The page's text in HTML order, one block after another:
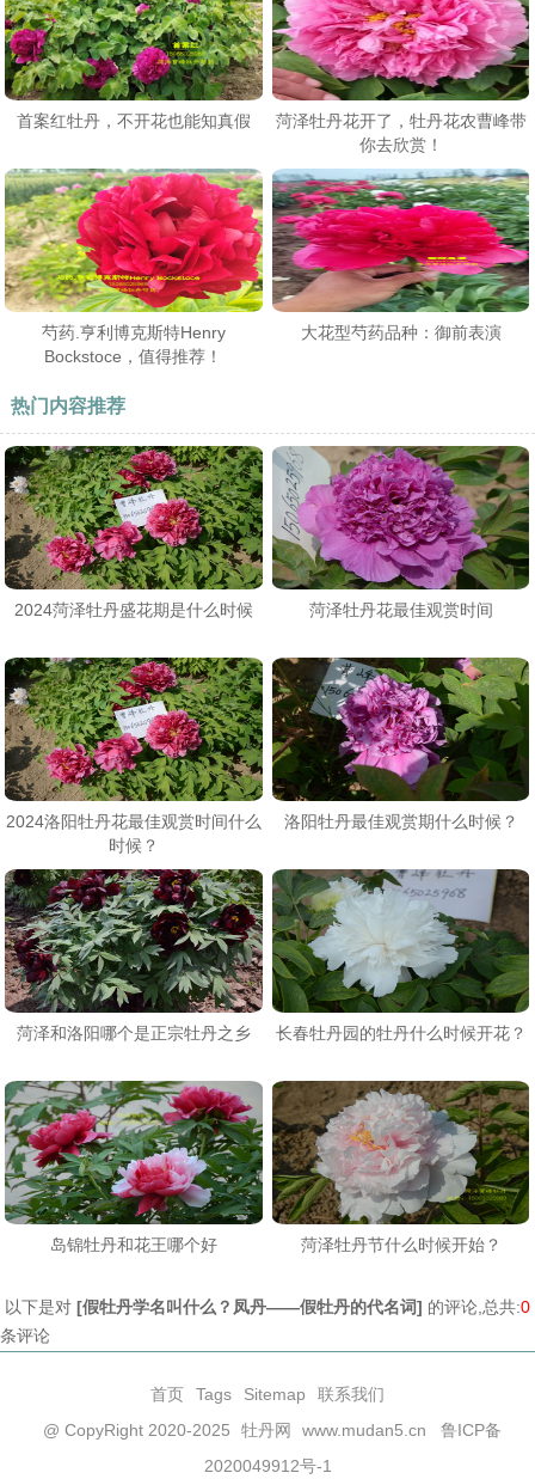
首案红牡丹，不开花也能知真假
菏泽牡丹花开了，牡丹花农曹峰带
你去欣赏！
芍药.亨利博克斯特Henry
Bockstoce，值得推荐！
大花型芍药品种：御前表演
热门内容推荐
2024菏泽牡丹盛花期是什么时候 菏泽牡丹花最佳观赏时间
2024洛阳牡丹花最佳观赏时间什么
时候？
洛阳牡丹最佳观赏期什么时候？
菏泽和洛阳哪个是正宗牡丹之乡 长春牡丹园的牡丹什么时候开花？
岛锦牡丹和花王哪个好 菏泽牡丹节什么时候开始？
以下是对 [假牡丹学名叫什么？凤丹——假牡丹的代名词] 的评论,总共:0
条评论
首页 Tags Sitemap
联系我们
@ CopyRight 2020-2025
牡丹网 www.mudan5.cn
鲁ICP备
2020049912号-1